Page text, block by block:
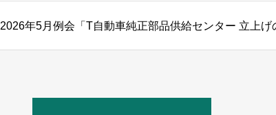
2026年5月例会「T自動車純正部品供給センター 立上げ